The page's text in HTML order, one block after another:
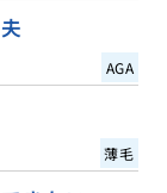
AGA
薄毛